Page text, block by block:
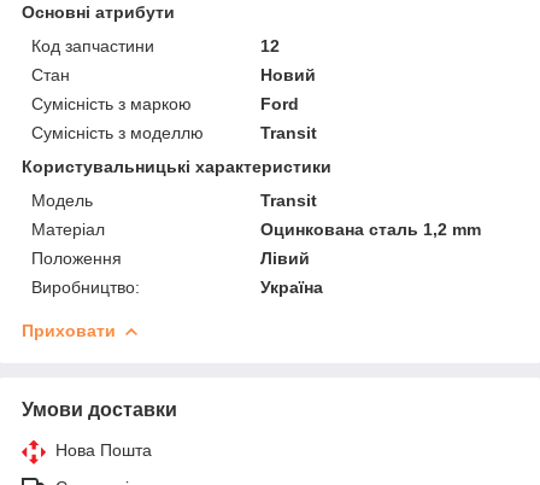
Основні атрибути
Код запчастини
12
Стан
Новий
Сумісність з маркою
Ford
Сумісність з моделлю
Transit
Користувальницькі характеристики
Мoдель
Transit
Матеріал
Оцинкована сталь 1,2 mm
Положення
Лівий
Виробництво:
Україна
Приховати
Умови доставки
Нова Пошта